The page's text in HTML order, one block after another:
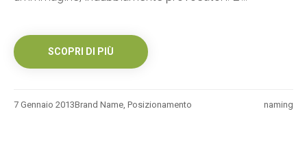
SCOPRI DI PIÙ
7 Gennaio 2013 naming
Brand Name, Posizionamento